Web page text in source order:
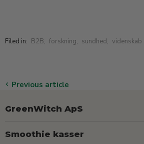
Filed in: B2B, forskning, sundhed, videnskab
Previous article
GreenWitch ApS
Smoothie kasser